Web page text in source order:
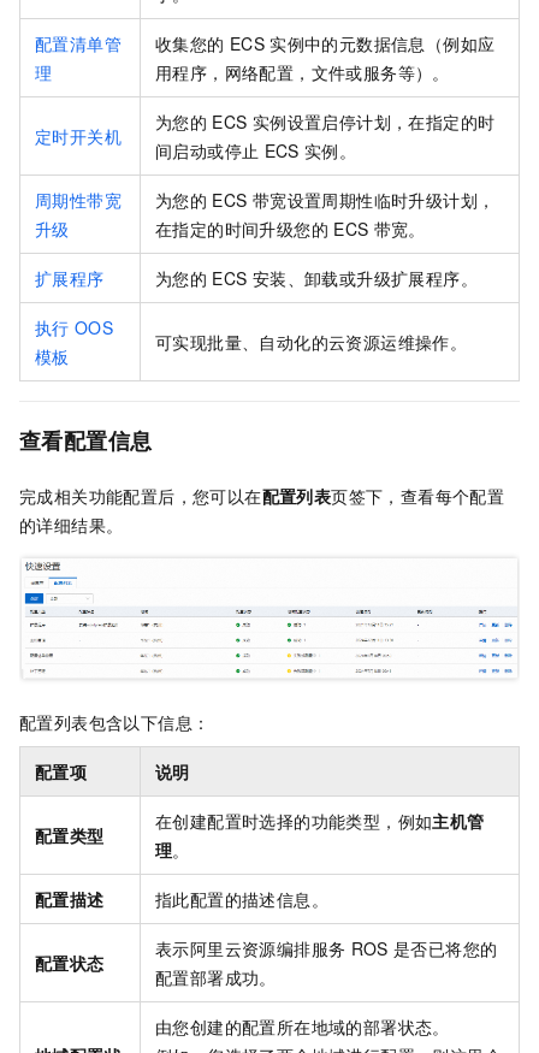
配置清单管
理
收集您的 ECS 实例中的元数据信息（例如应
用程序，网络配置，文件或服务等）。
定时开关机
为您的 ECS 实例设置启停计划，在指定的时
间启动或停止 ECS 实例。
周期性带宽
升级
为您的 ECS 带宽设置周期性临时升级计划，
在指定的时间升级您的 ECS 带宽。
扩展程序 为您的 ECS 安装、卸载或升级扩展程序。
执行 OOS
模板
可实现批量、自动化的云资源运维操作。
查看配置信息
完成相关功能配置后，您可以在配置列表页签下，查看每个配置
的详细结果。
配置列表包含以下信息：
配置项 说明
配置类型
在创建配置时选择的功能类型，例如主机管
理。
配置描述 指此配置的描述信息。
配置状态
表示阿里云资源编排服务 ROS 是否已将您的
配置部署成功。
由您创建的配置所在地域的部署状态。